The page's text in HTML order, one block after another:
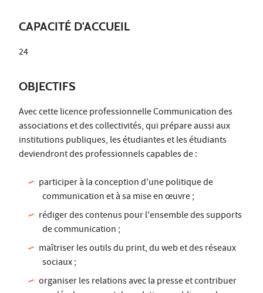
CAPACITÉ D'ACCUEIL
24
OBJECTIFS
Avec cette licence professionnelle Communication des
associations et des collectivités, qui prépare aussi aux
institutions publiques, les étudiantes et les étudiants
deviendront des professionnels capables de :
participer à la conception d'une politique de
communication et à sa mise en œuvre ;
rédiger des contenus pour l'ensemble des supports
de communication ;
maîtriser les outils du print, du web et des réseaux
sociaux ;
organiser les relations avec la presse et contribuer